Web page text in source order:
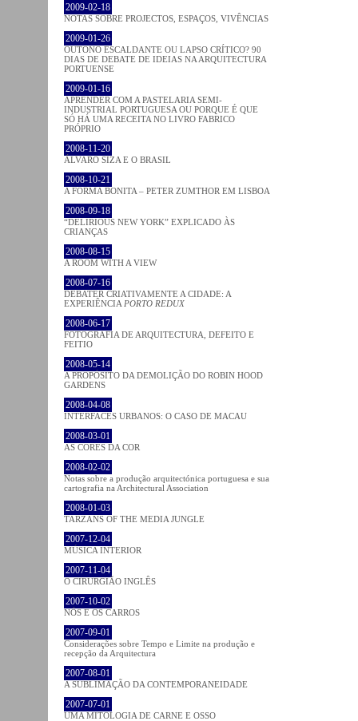
2009-02-18
NOTAS SOBRE PROJECTOS, ESPAÇOS, VIVÊNCIAS
2009-01-26
OUTONO ESCALDANTE OU LAPSO CRÍTICO? 90
DIAS DE DEBATE DE IDEIAS NA ARQUITECTURA
PORTUENSE
2009-01-16
APRENDER COM A PASTELARIA SEMI-
INDUSTRIAL PORTUGUESA OU PORQUE É QUE
SÓ HÁ UMA RECEITA NO LIVRO FABRICO
PRÓPRIO
2008-11-20
ÁLVARO SIZA E O BRASIL
2008-10-21
A FORMA BONITA – PETER ZUMTHOR EM LISBOA
2008-09-18
“DELIRIOUS NEW YORK” EXPLICADO ÀS
CRIANÇAS
2008-08-15
A ROOM WITH A VIEW
2008-07-16
DEBATER CRIATIVAMENTE A CIDADE: A
EXPERIÊNCIA PORTO REDUX
2008-06-17
FOTOGRAFIA DE ARQUITECTURA, DEFEITO E
FEITIO
2008-05-14
A PROPÓSITO DA DEMOLIÇÃO DO ROBIN HOOD
GARDENS
2008-04-08
INTERFACES URBANOS: O CASO DE MACAU
2008-03-01
AS CORES DA COR
2008-02-02
Notas sobre a produção arquitectónica portuguesa e sua
cartografia na Architectural Association
2008-01-03
TARZANS OF THE MEDIA JUNGLE
2007-12-04
MÚSICA INTERIOR
2007-11-04
O CIRURGIÃO INGLÊS
2007-10-02
NÓS E OS CARROS
2007-09-01
Considerações sobre Tempo e Limite na produção e
recepção da Arquitectura
2007-08-01
A SUBLIMAÇÃO DA CONTEMPORANEIDADE
2007-07-01
UMA MITOLOGIA DE CARNE E OSSO